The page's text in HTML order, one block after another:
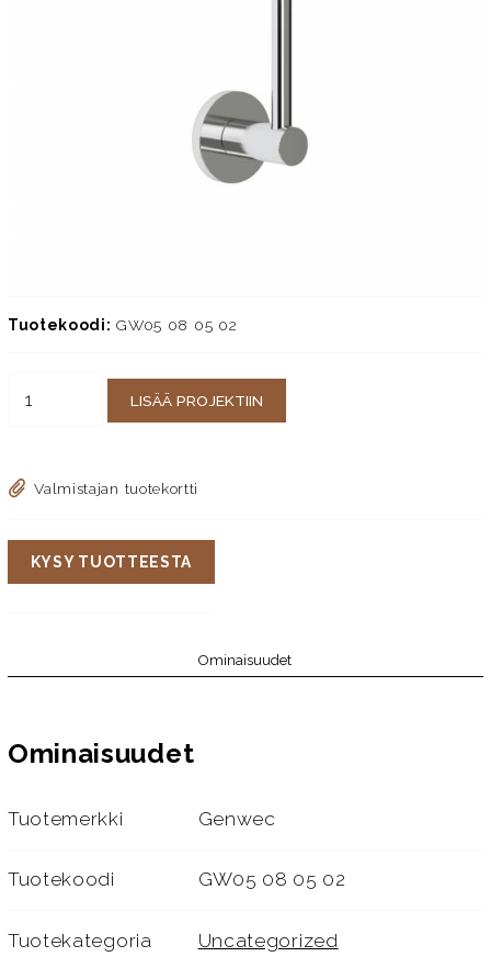
Tuotekoodi: GW05 08 05 02
LISÄÄ PROJEKTIIN
Valmistajan tuotekortti
KYSY TUOTTEESTA
Ominaisuudet
Ominaisuudet
Tuotemerkki Genwec
Tuotekoodi GW05 08 05 02
Tuotekategoria Uncategorized